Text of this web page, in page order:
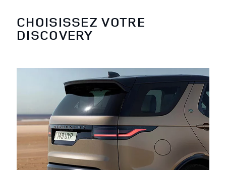
CHOISISSEZ VOTRE
DISCOVERY